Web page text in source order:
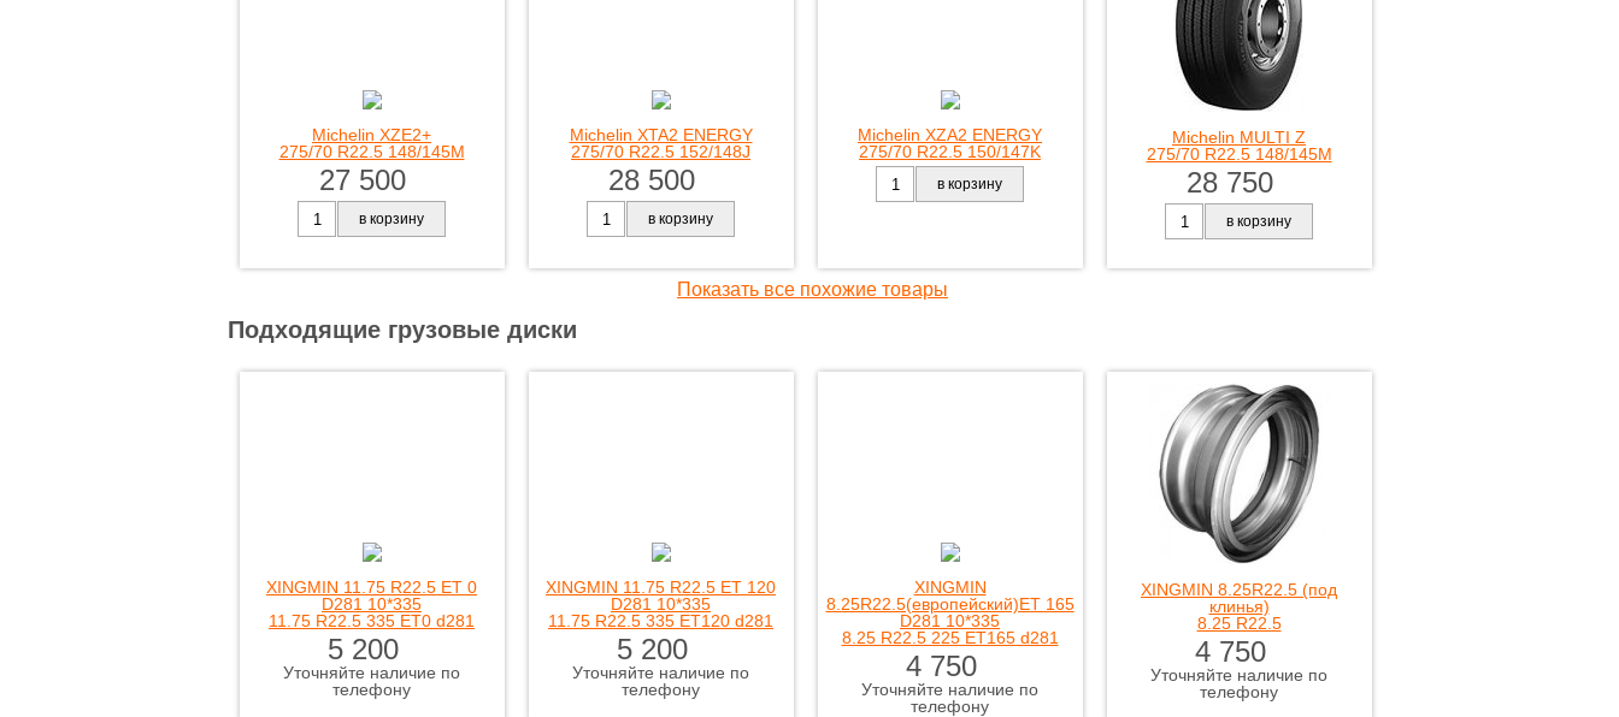
Michelin XZE2+
275/70 R22.5 148/145M
27 500
в корзину
Michelin XTA2 ENERGY
275/70 R22.5 152/148J
28 500
в корзину
Michelin XZA2 ENERGY
275/70 R22.5 150/147K
в корзину
Michelin MULTI Z
275/70 R22.5 148/145M
28 750
в корзину
Показать все похожие товары
Подходящие грузовые диски
XINGMIN 11.75 R22.5 ET 0
D281 10*335
11.75 R22.5 335 ET0 d281
5 200
Уточняйте наличие по
телефону
XINGMIN 11.75 R22.5 ET 120
D281 10*335
11.75 R22.5 335 ET120 d281
5 200
Уточняйте наличие по
телефону
XINGMIN
8.25R22.5(европейский)ET 165
D281 10*335
8.25 R22.5 225 ET165 d281
4 750
Уточняйте наличие по
телефону
XINGMIN 8.25R22.5 (под
клинья)
8.25 R22.5
4 750
Уточняйте наличие по
телефону